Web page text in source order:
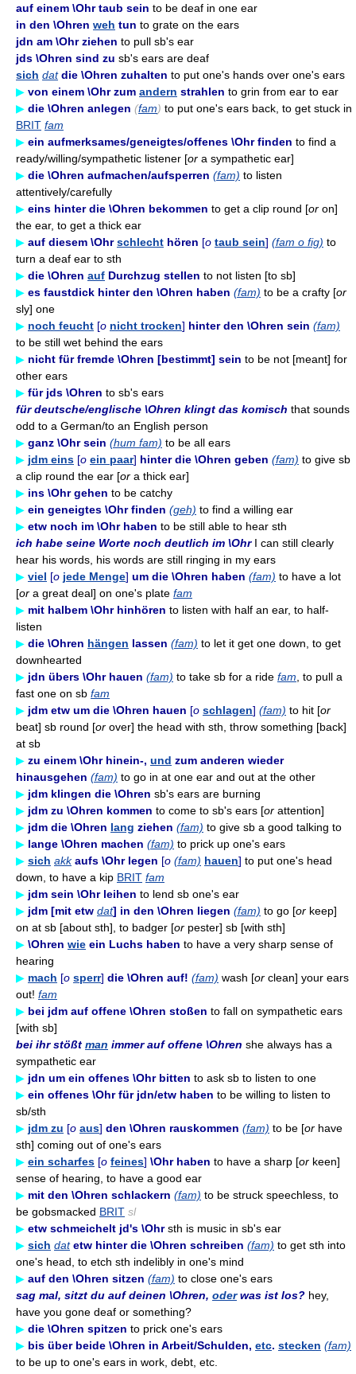
auf einem \Ohr taub sein to be deaf in one ear
in den \Ohren weh tun to grate on the ears
jdn am \Ohr ziehen to pull sb's ear
jds \Ohren sind zu sb's ears are deaf
sich dat die \Ohren zuhalten to put one's hands over one's ears
▶ von einem \Ohr zum andern strahlen to grin from ear to ear
▶ die \Ohren anlegen (fam) to put one's ears back, to get stuck in
BRIT fam
▶ ein aufmerksames/geneigtes/offenes \Ohr finden to find a
ready/willing/sympathetic listener [or a sympathetic ear]
▶ die \Ohren aufmachen/aufsperren (fam) to listen
attentively/carefully
▶ eins hinter die \Ohren bekommen to get a clip round [or on]
the ear, to get a thick ear
▶ auf diesem \Ohrschlecht hören [o taub sein] (fam o fig) to
turn a deaf ear to sth
▶ die \Ohren auf Durchzug stellen to not listen [to sb]
▶ es faustdick hinter den \Ohren haben (fam) to be a crafty [or
sly] one
▶ noch feucht [o nicht trocken] hinter den \Ohren sein (fam)
to be still wet behind the ears
▶ nicht für fremde \Ohren [bestimmt] sein to be not [meant] for
other ears
▶ für jds \Ohren to sb's ears
für deutsche/englische \Ohren klingt das komisch that sounds
odd to a German/to an English person
▶ ganz \Ohr sein (hum fam) to be all ears
▶ jdm eins [o ein paar] hinter die \Ohren geben (fam) to give sb
a clip round the ear [or a thick ear]
▶ ins \Ohr gehen to be catchy
▶ ein geneigtes \Ohr finden (geh) to find a willing ear
▶ etw noch im \Ohr haben to be still able to hear sth
ich habe seine Worte noch deutlich im \OhrI can still clearly
hear his words, his words are still ringing in my ears
▶ viel [o jede Menge] um die \Ohren haben (fam) to have a lot
[or a great deal] on one's plate fam
▶ mit halbem \Ohr hinhören to listen with half an ear, to half-
listen
▶ die \Ohren hängen lassen (fam) to let it get one down, to get
downhearted
▶ jdn übers \Ohr hauen (fam) to take sb for a ride fam , to pull a
fast one on sb fam
▶ jdm etw um die \Ohren hauen [o schlagen] (fam) to hit [or
beat] sb round [or over] the head with sth, throw something [back]
at sb
▶ zu einem \Ohr hinein-, und zum anderen wieder
hinausgehen (fam) to go in at one ear and out at the other
▶ jdm klingen die \Ohren sb's ears are burning
▶ jdm zu \Ohren kommen to come to sb's ears [or attention]
▶ jdm die \Ohren lang ziehen (fam) to give sb a good talking to
▶ lange \Ohren machen (fam) to prick up one's ears
▶ sich akk aufs \Ohr legen [o (fam) hauen] to put one's head
down, to have a kip BRIT fam
▶ jdm sein \Ohr leihen to lend sb one's ear
▶ jdm [mit etw dat] in den \Ohren liegen (fam) to go [or keep]
on at sb [about sth], to badger [or pester] sb [with sth]
▶ \Ohren wie ein Luchs haben to have a very sharp sense of
hearing
▶ mach [o sperr] die \Ohren auf! (fam) wash [or clean] your ears
out! fam
▶ bei jdm auf offene \Ohren stoßen to fall on sympathetic ears
[with sb]
bei ihr stößt man immer auf offene \Ohren she always has a
sympathetic ear
▶ jdn um ein offenes \Ohr bitten to ask sb to listen to one
▶ ein offenes \Ohr für jdn/etw haben to be willing to listen to
sb/sth
▶ jdm zu [o aus] den \Ohren rauskommen (fam) to be [or have
sth] coming out of one's ears
▶ ein scharfes [o feines] \Ohr haben to have a sharp [or keen]
sense of hearing, to have a good ear
▶ mit den \Ohren schlackern (fam) to be struck speechless, to
be gobsmacked BRIT sl
▶ etw schmeichelt jd's \Ohrsth is music in sb's ear
▶ sich dat etw hinter die \Ohren schreiben (fam) to get sth into
one's head, to etch sth indelibly in one's mind
▶ auf den \Ohren sitzen (fam) to close one's ears
sag mal, sitzt du auf deinen \Ohren, oderwas ist los? hey,
have you gone deaf or something?
▶ die \Ohren spitzen to prick one's ears
▶ bis über beide \Ohren in Arbeit/Schulden, etc. stecken (fam)
to be up to one's ears in work, debt, etc.